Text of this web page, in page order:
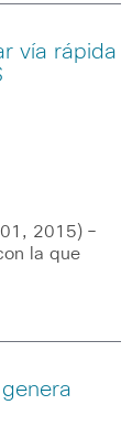
vía rápida
2015) –
la que